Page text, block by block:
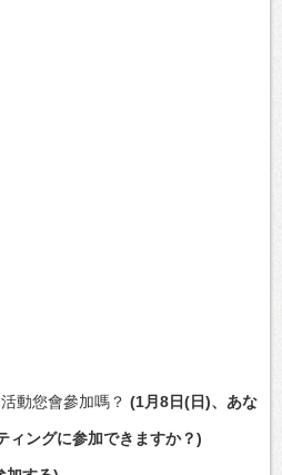
動您會參加嗎？ (1月8日(日)、あな
ィングに参加できますか？)